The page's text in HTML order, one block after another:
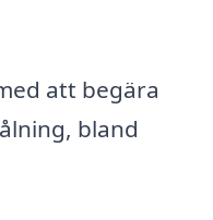
att begära
bland